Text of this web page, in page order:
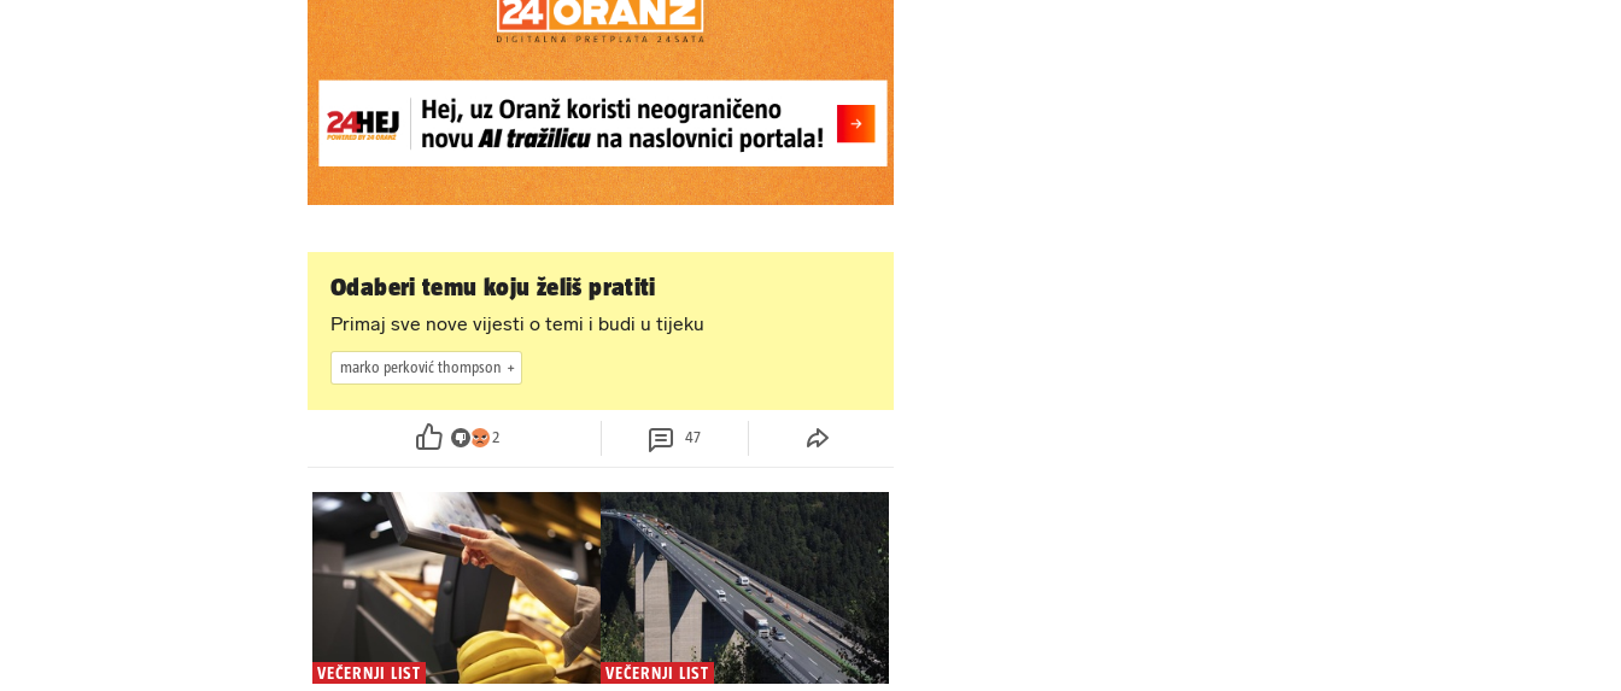
Odaberi temu koju želiš pratiti
Primaj sve nove vijesti o temi i budi u tijeku
marko perković thompson
2 47